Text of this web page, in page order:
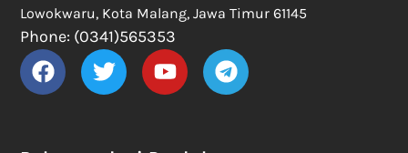
Lowokwaru, Kota Malang, Jawa Timur 61145
Phone: (0341)565353